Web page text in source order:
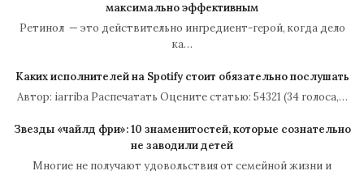
максимально эффективным
Ретинол — это действительно ингредиент-герой, когда дело
ка…
Каких исполнителей на Spotify стоит обязательно послушать
Автор: iarriba Распечатать Оцените статью: 54321 (34 голоса,…
Звезды «чайлд фри»: 10 знаменитостей, которые сознательно
не заводили детей
Многие не получают удовольствия от семейной жизни и